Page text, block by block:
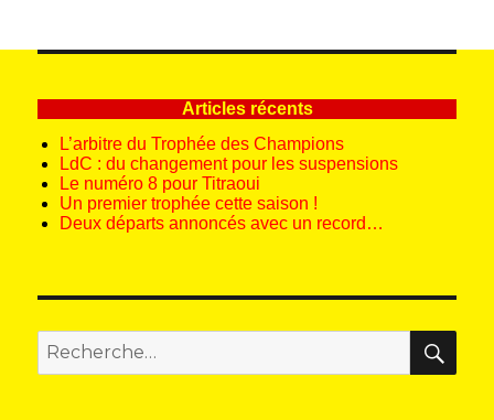
Articles récents
L’arbitre du Trophée des Champions
LdC : du changement pour les suspensions
Le numéro 8 pour Titraoui
Un premier trophée cette saison !
Deux départs annoncés avec un record…
pour
: